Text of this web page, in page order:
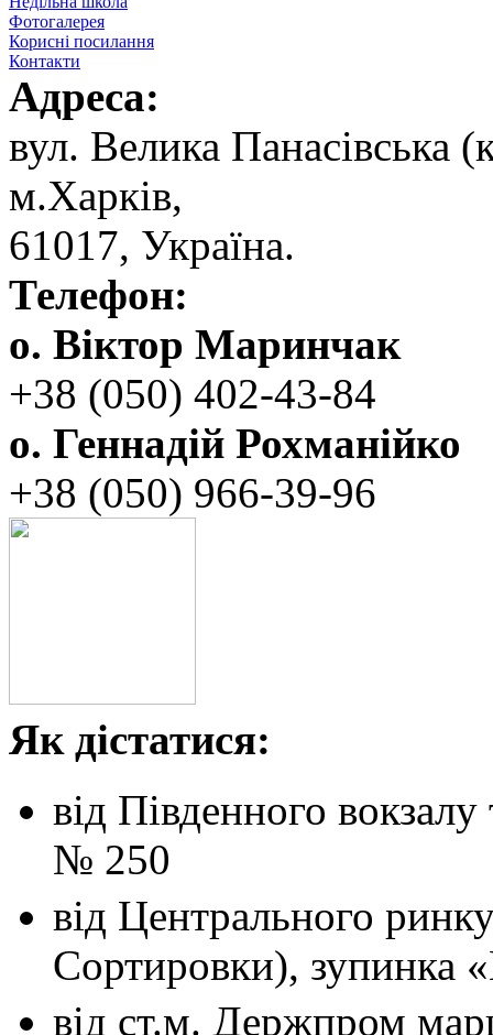
Фотогалерея
Корисні посилання
Контакти
Адреса:
вул. ‬Велика Панасівська
‬м.Харків,
‬61017, ‬Україна.‎
Телефон:
о. Віктор Маринчак
+38 (050)‭ 402-43-84
о. Геннадій Рохманійко
+38 (050)‭ ‬966-39-96
Як дістатися:
від Південного вокзалу
№ 250
від Центрального
Сортировки), зупинка
від ст.м. Держпром